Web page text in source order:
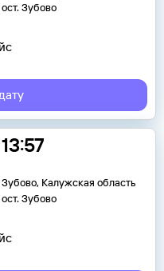
ост. Зубово
13:57
Зубово, Калужская область
ост. Зубово